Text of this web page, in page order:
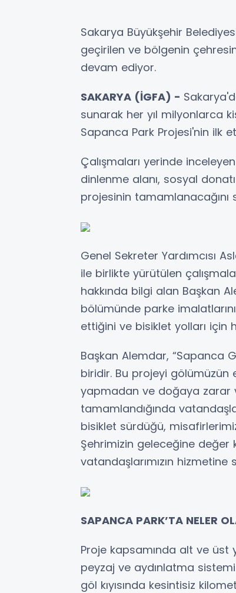
Sakarya Büyükşehir
geçirilen ve bölgenin
devam ediyor.
SAKARYA (İGFA) -
sunarak her yıl milyonlarca
Sapanca Park Projesi'nin ilk
Çalışmaları yerinde
dinlenme alanı, sosyal
projesinin tamamlanacağını
Genel Sekreter Yardımcısı
ile birlikte yürütülen
hakkında bilgi alan Başkan
bölümünde parke
ettiğini ve bisiklet yolları için
Başkan Alemdar, “Sapanca
biridir. Bu projeyi gölümüzün
yapmadan ve doğaya zarar
tamamlandığında
bisiklet sürdüğü,
Şehrimizin geleceğine değer
vatandaşlarımızın hizmetine
SAPANCA PARK’TA NELER
Proje kapsamında alt ve üst
peyzaj ve aydınlatma sistemi
göl kıyısında kesintisiz